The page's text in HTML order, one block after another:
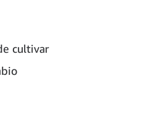
cultivar